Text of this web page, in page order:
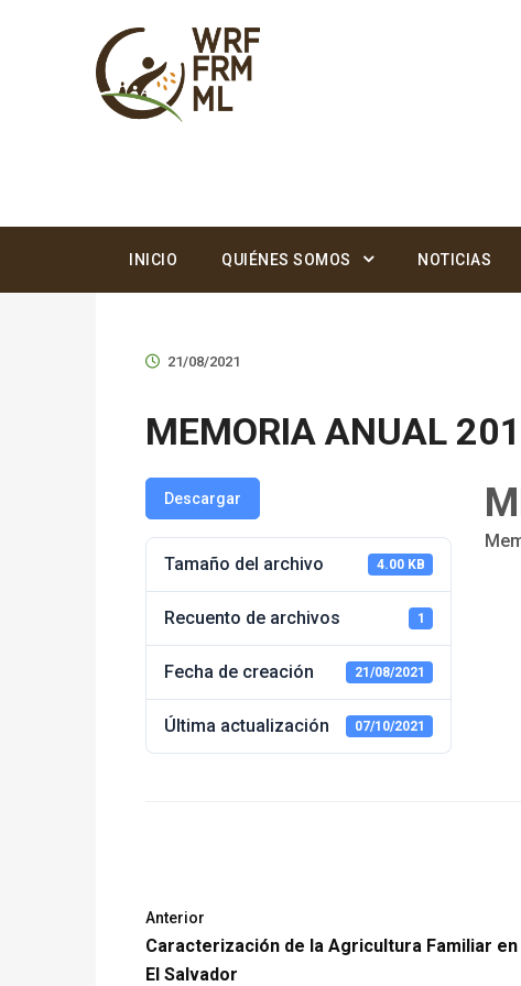
INICIO QUIÉNES SOMOS NOTICIAS
21/08/2021
MEMORIA ANUAL
Descargar
Tamaño del archivo 4.00 KB
Recuento de archivos 1
Fecha de creación 21/08/2021
Última actualización 07/10/2021
Anterior
Caracterización de la Agricultura Familiar en
El Salvador